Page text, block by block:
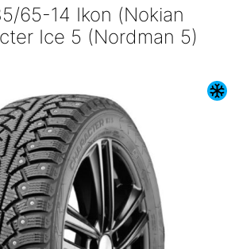
65-14 Ikon (Nokian
Ice 5 (Nordman 5)